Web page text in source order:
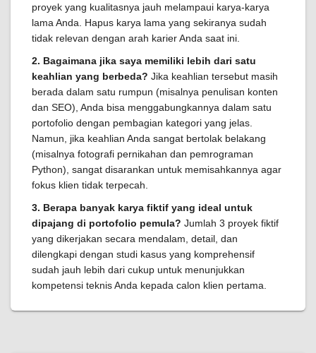
proyek yang kualitasnya jauh melampaui karya-karya
lama Anda. Hapus karya lama yang sekiranya sudah
tidak relevan dengan arah karier Anda saat ini.
2. Bagaimana jika saya memiliki lebih dari satu
keahlian yang berbeda? Jika keahlian tersebut masih
berada dalam satu rumpun (misalnya penulisan konten
dan SEO), Anda bisa menggabungkannya dalam satu
portofolio dengan pembagian kategori yang jelas.
Namun, jika keahlian Anda sangat bertolak belakang
(misalnya fotografi pernikahan dan pemrograman
Python), sangat disarankan untuk memisahkannya agar
fokus klien tidak terpecah.
3. Berapa banyak karya fiktif yang ideal untuk
dipajang di portofolio pemula? Jumlah 3 proyek fiktif
yang dikerjakan secara mendalam, detail, dan
dilengkapi dengan studi kasus yang komprehensif
sudah jauh lebih dari cukup untuk menunjukkan
kompetensi teknis Anda kepada calon klien pertama.